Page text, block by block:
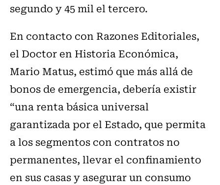
segundo y 45 mil el tercero.
En contacto con Razones Editoriales,
el Doctor en Historia Económica,
Mario Matus, estimó que más allá de
bonos de emergencia, debería existir
“una renta básica universal
garantizada por el Estado, que permita
a los segmentos con contratos no
permanentes, llevar el confinamiento
en sus casas y asegurar un consumo